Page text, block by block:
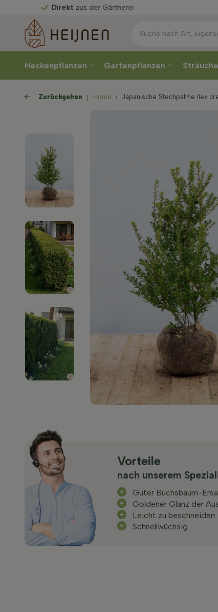
aus der Gärtnerei
Heckenpflanzen Gartenpflanzen
Zurückgehen Home Japanische Stechpalme Ilex
Vorteile
nach unserem
Guter Buchsbaum-
Goldener Glanz der
Leicht zu beschneiden
Schnellwüchsig